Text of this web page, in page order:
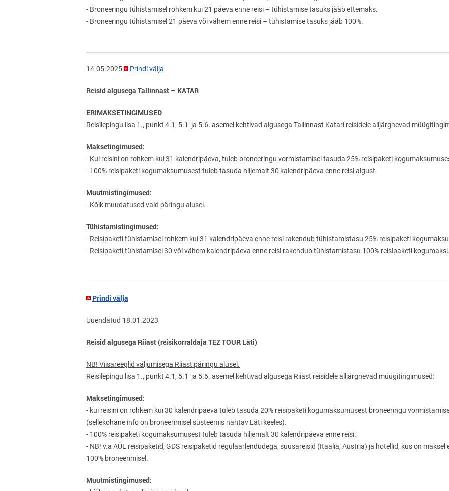
- Broneeringu tühistamisel rohkem kui 21 päeva enne reisi – tühistamise tasuks jääb ettemaks.
- Broneeringu tühistamisel 21 päeva või vähem enne reisi – tühistamise tasuks jääb 100%.
14.05.2025 Prindi välja
Reisid algusega Tallinnast – KATAR
ERIMAKSETINGIMUSED
Reisilepingu lisa 1., punkt 4.1, 5.1 ja 5.6. asemel kehtivad algusega Tallinnast Katari reisidele alljärgnevad
Maksetingimused:
- Kui reisini on rohkem kui 31 kalendripäeva, tuleb broneeringu vormistamisel tasuda 25% reisipaketi
- 100% reisipaketi kogumaksumusest tuleb tasuda hiljemalt 30 kalendripäeva enne reisi algust.
Muutmistingimused:
- Kõik muudatused vaid päringu alusel.
Tühistamistingimused:
- Reisipaketi tühistamisel rohkem kui 31 kalendripäeva enne reisi rakendub tühistamistasu 25% reisipaketi
- Reisipaketi tühistamisel 30 või vähem kalendripäeva enne reisi rakendub tühistamistasu 100% reisipaketi
Prindi välja
Uuendatud 18.01.2023
Reisid algusega Riiast (reisikorraldaja TEZ TOUR Läti)
NB! Viisareeglid väljumisega Riiast päringu alusel.
Reisilepingu lisa 1., punkt 4.1, 5.1 ja 5.6. asemel kehtivad algusega Riiast reisidele alljärgnevad müügitingimused:
Maksetingimused:
- kui reisini on rohkem kui 30 kalendripäeva tuleb tasuda 20% reisipaketi kogumaksumusest broneeringu
(sellekohane info on broneerimisel süsteemis nähtav Läti keeles).
- 100% reisipaketi kogumaksumusest tuleb tasuda hiljemalt 30 kalendripäeva enne reisi.
- NB! v.a AÜE reisipaketid, GDS reisipaketid regulaarlendudega, suusareisid (Itaalia, Austria) ja hotellid, kus on
100% broneerimisel.
Muutmistingimused: